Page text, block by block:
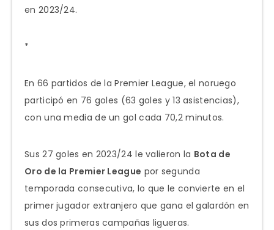
en 2023/24.
*
En 66 partidos de la Premier League, el noruego
participó en 76 goles (63 goles y 13 asistencias),
con una media de un gol cada 70,2 minutos.
Sus 27 goles en 2023/24 le valieron la Bota de
Oro de la Premier League por segunda
temporada consecutiva, lo que le convierte en el
primer jugador extranjero que gana el galardón en
sus dos primeras campañas ligueras.